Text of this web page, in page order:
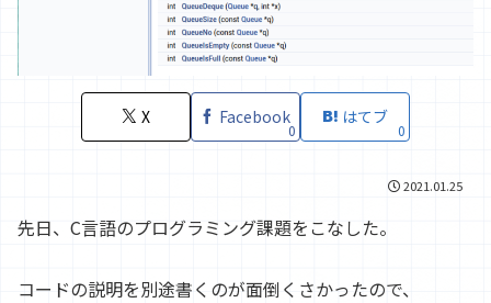
X Facebook
0
はてブ
0
2021.01.25
先日、C言語のプログラミング課題をこなした。
コードの説明を別途書くのが面倒くさかったので、